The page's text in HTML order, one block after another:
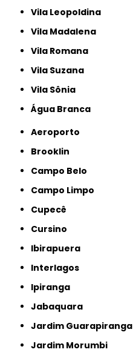
Vila Leopoldina
Vila Madalena
Vila Romana
Vila Suzana
Vila Sônia
Água Branca
Aeroporto
Brooklin
Campo Belo
Campo Limpo
Cupecê
Cursino
Ibirapuera
Interlagos
Ipiranga
Jabaquara
Jardim Guarapiranga
Jardim Morumbi